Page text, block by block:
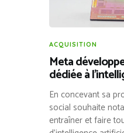
ACQUISITION
Meta
dédiée à
En concevant sa
social souhaite
entraîner et faire